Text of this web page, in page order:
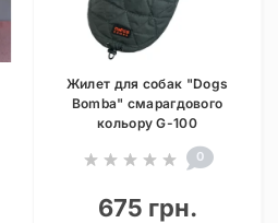
Жилет для собак "Dogs
Bomba" смарагдового
кольору G-100
0
675 грн.